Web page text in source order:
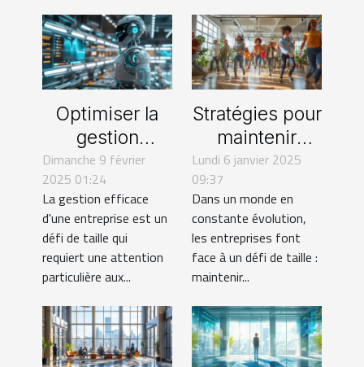
Optimiser la
gestion
d'entreprise
avec des
services
fiduciaires
intégrés
Dimanche 9 février
2025 01:24
La gestion efficace
d'une entreprise est un
défi de taille qui
requiert une attention
particulière aux...
Stratégies pour
maintenir
l'engagement
des employés
en période de
changements
technologiques
Lundi 6 janvier 2025
09:37
Dans un monde en
constante évolution,
les entreprises font
face à un défi de taille :
maintenir...